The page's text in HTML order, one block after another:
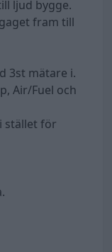
ljud bygge.
fram till
3st mätare i.
Air/Fuel och
stället för